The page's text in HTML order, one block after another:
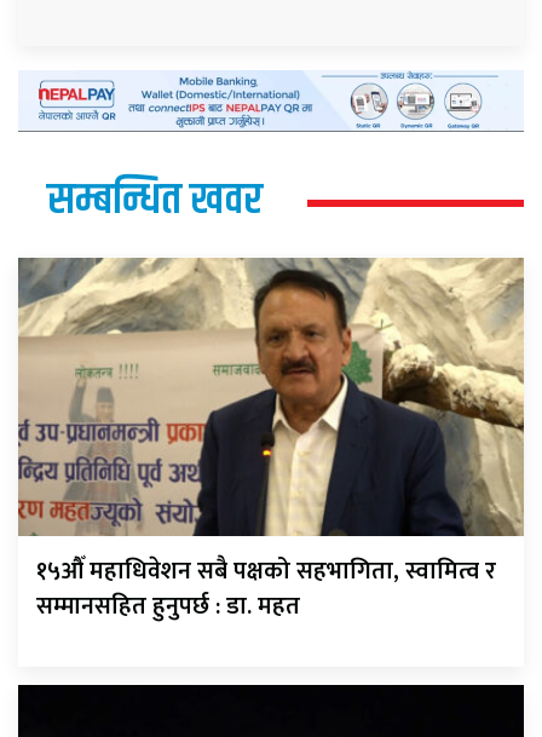
सम्बन्धित खवर
१५औँ महाधिवेशन सबै पक्षको सहभागिता, स्वामित्व र
सम्मानसहित हुनुपर्छ : डा. महत